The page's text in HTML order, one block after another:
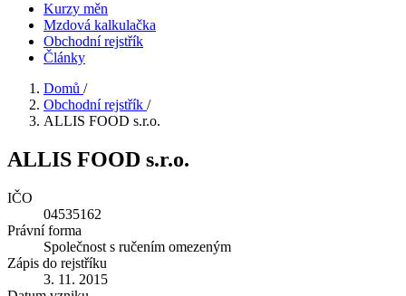
Kurzy měn
Mzdová kalkulačka
Obchodní rejstřík
Články
Domů /
Obchodní rejstřík /
ALLIS FOOD s.r.o.
ALLIS FOOD s.r.o.
IČO
04535162
Právní forma
Společnost s ručením omezeným
Zápis do rejstříku
3. 11. 2015